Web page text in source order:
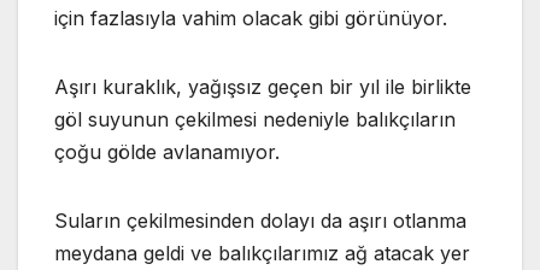
için fazlasıyla vahim olacak gibi görünüyor.
Aşırı kuraklık, yağışsız geçen bir yıl ile birlikte
göl suyunun çekilmesi nedeniyle balıkçıların
çoğu gölde avlanamıyor.
Suların çekilmesinden dolayı da aşırı otlanma
meydana geldi ve balıkçılarımız ağ atacak yer